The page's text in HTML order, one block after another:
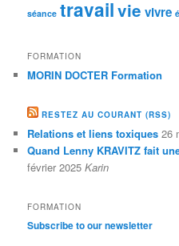
séance travailvie vivre
FORMATION
MORIN DOCTER Formation
RESTEZ AU COURANT (RSS)
Relations et liens toxiques 26
Quand Lenny KRAVITZ fait
février 2025 Karin
FORMATION
Subscribe to our newsletter